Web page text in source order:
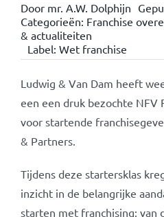
Door mr. A.W. Dolphijn
Categorieën: Franchise
& actualiteiten
Label: Wet franchise
Ludwig & Van Dam heeft
een een druk bezochte NFV
voor startende
& Partners.
Tijdens deze startersklas
inzicht in de belangrijke
starten met franchising: van